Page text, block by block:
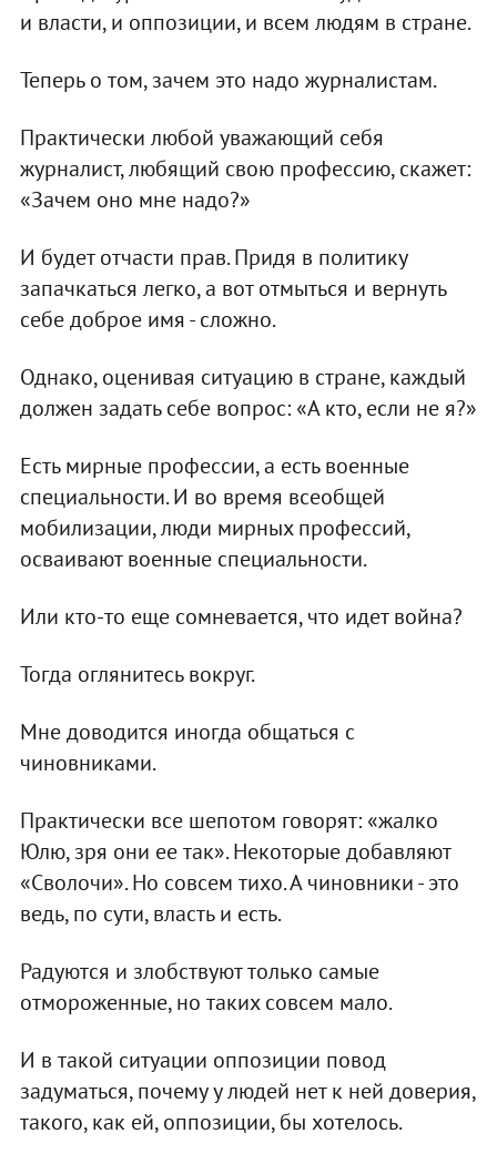
и власти, и оппозиции, и всем людям в стране.
Теперь о том, зачем это надо журналистам.
Практически любой уважающий себя
журналист, любящий свою профессию, скажет:
«Зачем оно мне надо?»
И будет отчасти прав. Придя в политику
запачкаться легко, а вот отмыться и вернуть
себе доброе имя - сложно.
Однако, оценивая ситуацию в стране, каждый
должен задать себе вопрос: «А кто, если не я?»
Есть мирные профессии, а есть военные
специальности. И во время всеобщей
мобилизации, люди мирных профессий,
осваивают военные специальности.
Или кто-то еще сомневается, что идет война?
Тогда оглянитесь вокруг.
Мне доводится иногда общаться с
чиновниками.
Практически все шепотом говорят: «жалко
Юлю, зря они ее так». Некоторые добавляют
«Сволочи». Но совсем тихо. А чиновники - это
ведь, по сути, власть и есть.
Радуются и злобствуют только самые
отмороженные, но таких совсем мало.
И в такой ситуации оппозиции повод
задуматься, почему у людей нет к ней доверия,
такого, как ей, оппозиции, бы хотелось.